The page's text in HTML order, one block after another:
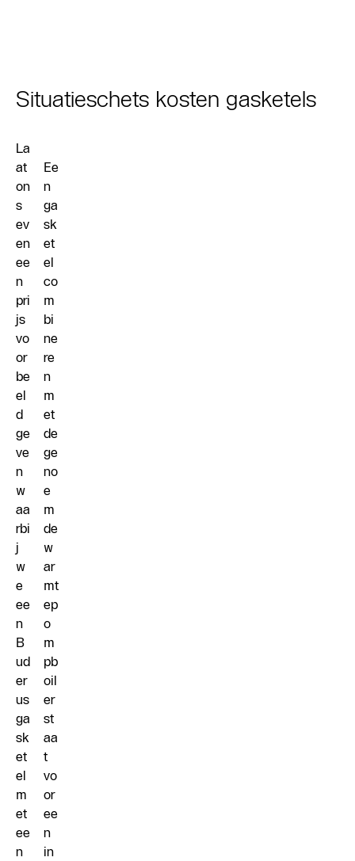
Situatieschets kosten gasketels
La
at
on
s
ev
en
ee
n
pri
js
vo
or
be
el
d
ge
ve
n
w
aa
rbi
j
w
e
ee
n
B
ud
er
us
ga
sk
et
el
m
et
ee
n
Ee
n
ga
sk
et
el
co
m
bi
ne
re
n
m
et
de
ge
no
e
m
de
w
ar
mt
ep
o
m
pb
oil
er
st
aa
t
vo
or
ee
n
in